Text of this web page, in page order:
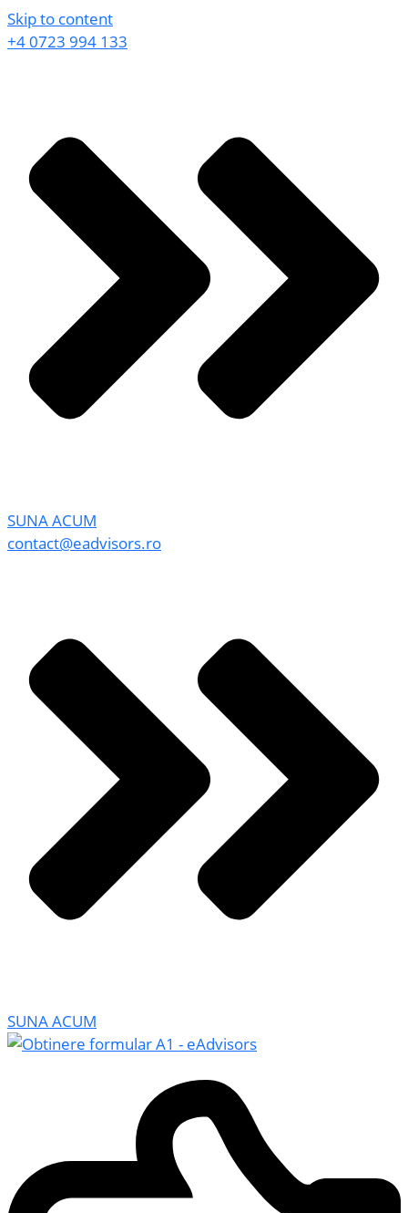
Skip to content
+4 0723 994 133
SUNA ACUM
contact@eadvisors.ro
SUNA ACUM